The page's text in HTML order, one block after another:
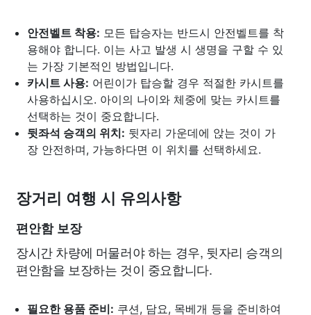
안전벨트 착용: 모든 탑승자는 반드시 안전벨트를 착
용해야 합니다. 이는 사고 발생 시 생명을 구할 수 있
는 가장 기본적인 방법입니다.
카시트 사용: 어린이가 탑승할 경우 적절한 카시트를
사용하십시오. 아이의 나이와 체중에 맞는 카시트를
선택하는 것이 중요합니다.
뒷좌석 승객의 위치: 뒷자리 가운데에 앉는 것이 가
장 안전하며, 가능하다면 이 위치를 선택하세요.
장거리 여행 시 유의사항
편안함 보장
장시간 차량에 머물러야 하는 경우, 뒷자리 승객의
편안함을 보장하는 것이 중요합니다.
필요한 용품 준비: 쿠션, 담요, 목베개 등을 준비하여